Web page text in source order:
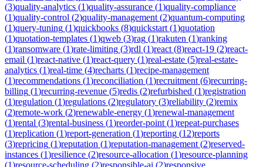
(3)quality-analytics (1)quality-assurance (1)quality-compliance
(1)quality-control (2)quality-management (2)quantum-computing
(1)query-tuning (1)quickbooks (8)quickstart (1)quotation
(1)quotation-templates (1)qweb (3)rag (1)rakuten (1)ranking
(1)ransomware (1)rate-limiting (3)rdl (1)react (8)react-19 (2)react-
email (1)react-native (1)react-query (1)real-estate (5)real-estate-
analytics (1)real-time (4)recharts (1)recipe-management
(1)recommendations (1)reconciliation (1)recruitment (6)recurring-
billing (1)recurring-revenue (5)redis (2)refurbished (1)registration
(1)regulation (1)regulations (2)regulatory (3)reliability (2)remix
(2)remote-work (2)renewable-energy (1)renewal-management
(1)rental (3)rental-business (1)reorder-point (1)repeat-purchases
(1)replication (1)report-generation (1)reporting (12)reports
(3)repricing (1)reputation (1)reputation-management (2)reserved-
instances (1)resilience (2)resource-allocation (1)resource-planning
(1)resource-scheduling (2)responsible-ai (2)responsive